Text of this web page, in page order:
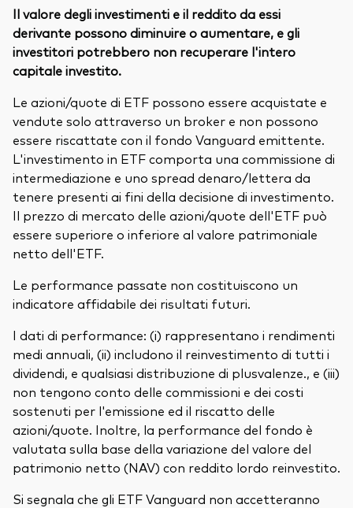
Il valore degli investimenti e il reddito da essi
derivante possono diminuire o aumentare, e gli
investitori potrebbero non recuperare l'intero
capitale investito.
Le azioni/quote di ETF possono essere acquistate e
vendute solo attraverso un broker e non possono
essere riscattate con il fondo Vanguard emittente.
L'investimento in ETF comporta una commissione di
intermediazione e uno spread denaro/lettera da
tenere presenti ai fini della decisione di investimento.
Il prezzo di mercato delle azioni/quote dell'ETF può
essere superiore o inferiore al valore patrimoniale
netto dell'ETF.
Le performance passate non costituiscono un
indicatore affidabile dei risultati futuri.
I dati di performance: (i) rappresentano i rendimenti
medi annuali, (ii) includono il reinvestimento di tutti i
dividendi, e qualsiasi distribuzione di plusvalenze., e (iii)
non tengono conto delle commissioni e dei costi
sostenuti per l'emissione ed il riscatto delle
azioni/quote. Inoltre, la performance del fondo è
valutata sulla base della variazione del valore del
patrimonio netto (NAV) con reddito lordo reinvestito.
Si segnala che gli ETF Vanguard non accetteranno